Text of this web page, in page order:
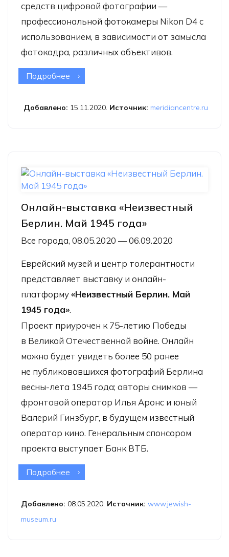
средств цифровой фотографии —
профессиональной фотокамеры Nikon D4 с
использованием, в зависимости от замысла
фотокадра, различных объективов.
Подробнее о Онлайн-выставка Виталия Сенина
Добавлено: 15.11.2020. Источник: meridiancentre.ru
Онлайн-выставка «Неизвестный
Берлин. Май 1945 года»
Все города, 08.05.2020 — 06.09.2020
Еврейский музей и центр толерантности
представляет выставку и онлайн-
платформу«Неизвестный Берлин. Май
1945 года».
Проект приурочен к 75-летию Победы
в Великой Отечественной войне. Онлайн
можно будет увидеть более 50 ранее
не публиковавшихся фотографий Берлина
весны-лета 1945 года; авторы снимков —
фронтовой оператор Илья Аронс и юный
Валерий Гинзбург, в будущем известный
оператор кино. Генеральным спонсором
проекта выступает Банк ВТБ.
Подробнее о Онлайн-выставка «Неизвестный
Добавлено: 08.05.2020. Источник: www.jewish-
museum.ru